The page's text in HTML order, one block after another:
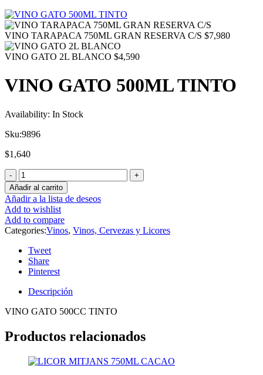
VINO TARAPACA 750ML GRAN RESERVA C/S $7,980
VINO GATO 2L BLANCO $4,590
VINO GATO 500ML TINTO
Availability: In Stock
Sku:9896
$1,640
Añadir al carrito
Añadir a la lista de deseos
Add to wishlist
Add to compare
Categories:Vinos, Vinos, Cervezas y Licores
Tweet
Share
Pinterest
Descripción
VINO GATO 500CC TINTO
Productos relacionados